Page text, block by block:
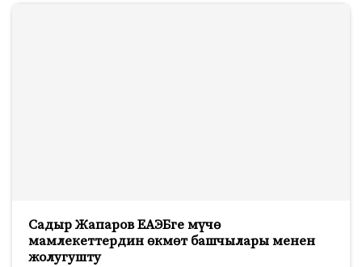
Садыр Жапаров ЕАЭБге мүчө
мамлекеттердин өкмөт башчылары менен
жолугушту